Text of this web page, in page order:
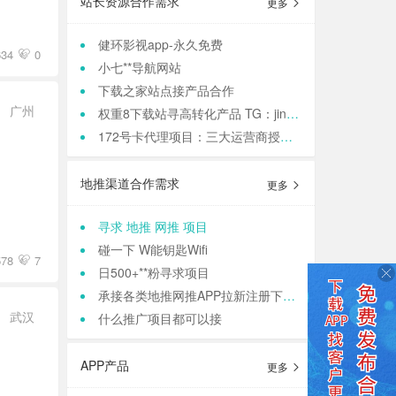
0
广州
7
武汉
健环影视app-永久免费
小七**导航网站
下载之家站点接产品合作
权重8下载站寻高转化产品 TG：jinqiang83
172号卡代理项目：三大运营商授权，正规渠道高**
地推渠道合作需求 更多
寻求 地推 网推 项目
碰一下 W能钥匙Wifi
日500+**粉寻求项目
承接各类地推网推APP拉新注册下载 等等业务
什么推广项目都可以接
APP产品 更多